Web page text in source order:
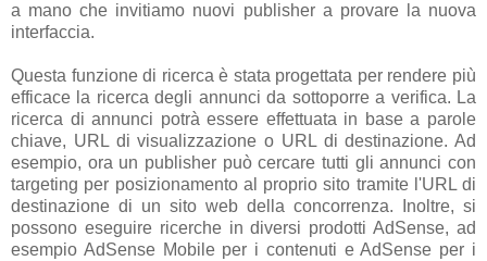
a mano che invitiamo nuovi publisher a provare la nuova
interfaccia.
Questa funzione di ricerca è stata progettata per rendere più
efficace la ricerca degli annunci da sottoporre a verifica. La
ricerca di annunci potrà essere effettuata in base a parole
chiave, URL di visualizzazione o URL di destinazione. Ad
esempio, ora un publisher può cercare tutti gli annunci con
targeting per posizionamento al proprio sito tramite l'URL di
destinazione di un sito web della concorrenza. Inoltre, si
possono eseguire ricerche in diversi prodotti AdSense, ad
esempio AdSense Mobile per i contenuti e AdSense per i